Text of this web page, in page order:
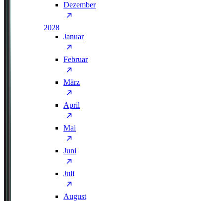
Dezember
2028
Januar
Februar
März
April
Mai
Juni
Juli
August